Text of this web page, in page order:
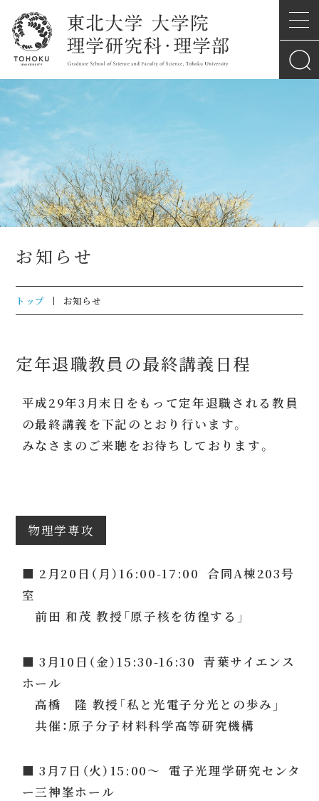
お知らせ
トップ お知らせ
定年退職教員の最終講義日程
平成29年3月末日をもって定年退職される教員
の最終講義を下記のとおり行います。
みなさまのご来聴をお待ちしております。
物理学専攻
■ 2月20日（月）16:00-17:00 合同A棟203号
室
前田 和茂 教授「原子核を彷徨する」
■ 3月10日（金）15:30-16:30 青葉サイエンス
ホール
高橋 隆 教授「私と光電子分光との歩み」
共催：原子分子材料科学高等研究機構
■ 3月7日（火）15:00～ 電子光理学研究センタ
ー三神峯ホール